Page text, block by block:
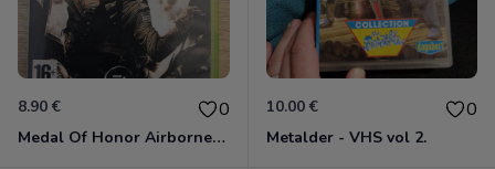
8.90 € 0
Medal Of Honor Airborne Xbox 360
10.00 € 0
Metalder - VHS vol 2.